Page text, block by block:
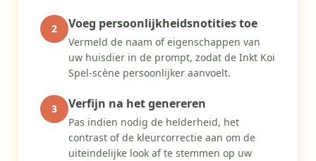
2 Voeg persoonlijkheidsnotities toe
Vermeld de naam of eigenschappen van
uw huisdier in de prompt, zodat de Inkt Koi
Spel-scène persoonlijker aanvoelt.
3 Verfijn na het genereren
Pas indien nodig de helderheid, het
contrast of de kleurcorrectie aan om de
uiteindelijke look af te stemmen op uw